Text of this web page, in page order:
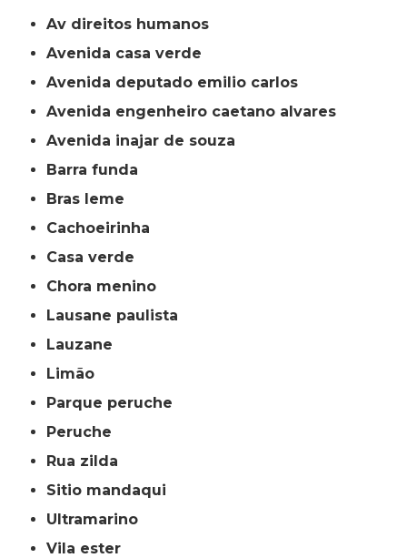
av direitos humanos
avenida casa verde
avenida deputado emilio carlos
avenida engenheiro caetano alvares
avenida inajar de souza
barra funda
bras leme
cachoeirinha
casa verde
chora menino
lausane paulista
lauzane
limão
parque peruche
peruche
rua zilda
sitio mandaqui
ultramarino
vila ester